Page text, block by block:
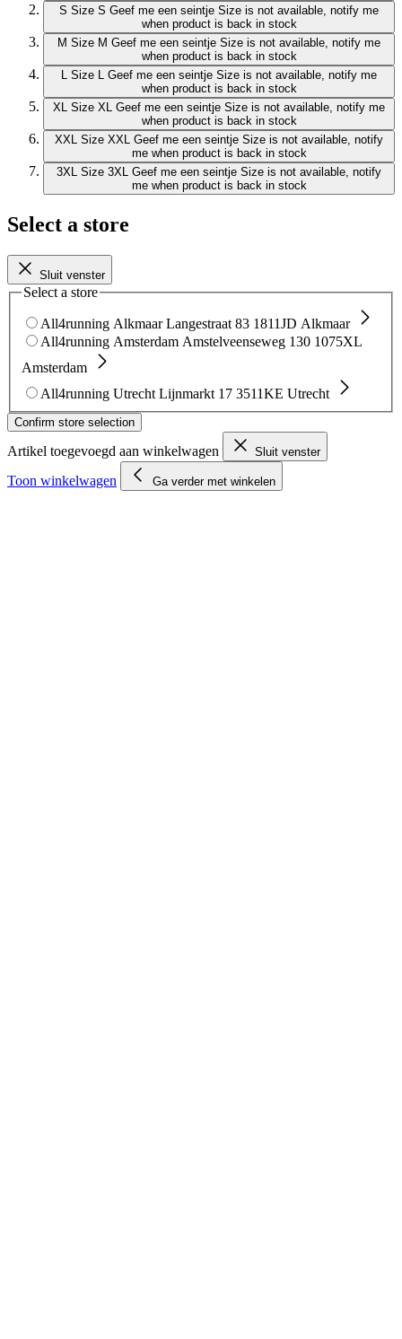
S Size S Geef me een seintje Size is not available, notify me
when product is back in stock
M Size M Geef me een seintje Size is not available, notify me
when product is back in stock
L Size L Geef me een seintje Size is not available, notify me
when product is back in stock
XL Size XL Geef me een seintje Size is not available, notify me
when product is back in stock
XXL Size XXL Geef me een seintje Size is not available, notify
me when product is back in stock
3XL Size 3XL Geef me een seintje Size is not available, notify
me when product is back in stock
Select a store
Sluit venster
Select a store
All4running Alkmaar Langestraat 83 1811JD Alkmaar
All4running Amsterdam Amstelveenseweg 130 1075XL
Amsterdam
All4running Utrecht Lijnmarkt 17 3511KE Utrecht
Confirm store selection
Artikel toegevoegd aan winkelwagen Sluit venster
Toon winkelwagen Ga verder met winkelen